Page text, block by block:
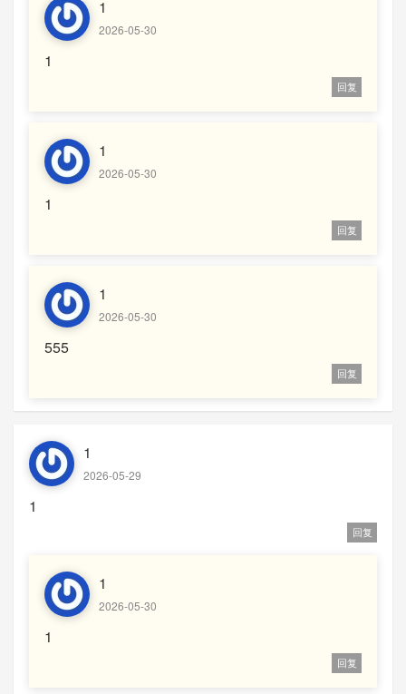
1
2026-05-30
1
回复
1
2026-05-30
1
回复
1
2026-05-30
555
回复
1
2026-05-29
1
回复
1
2026-05-30
1
回复